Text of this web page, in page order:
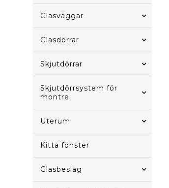
Glasväggar
Glasdörrar
Skjutdörrar
Skjutdörrsystem för
montre
Uterum
Kitta fönster
Glasbeslag